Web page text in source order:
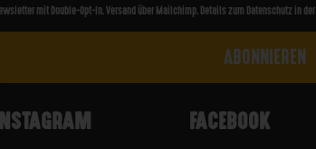
mit Double-Opt-In. Versand über Mailchimp. Details zum Datenschutz in der
FACEBOOK